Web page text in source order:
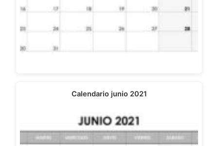
Calendario junio 2021